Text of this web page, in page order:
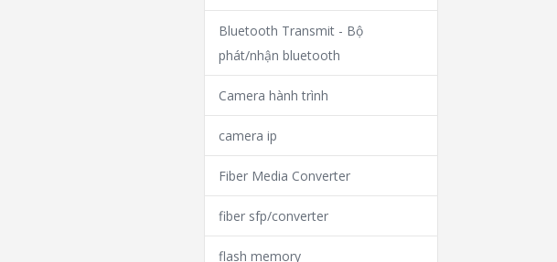
Bluetooth Transmit - Bộ
phát/nhận bluetooth
Camera hành trình
camera ip
Fiber Media Converter
fiber sfp/converter
flash memory